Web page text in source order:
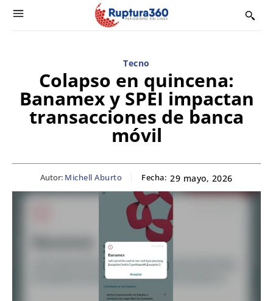
Tecno
Colapso en quincena:
Banamex y SPEI impactan
transacciones de banca
móvil
Autor: Michell Aburto Fecha: 29 mayo, 2026